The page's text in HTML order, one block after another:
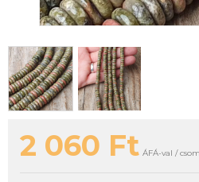
2 060 Ft ÁFÁ-val /